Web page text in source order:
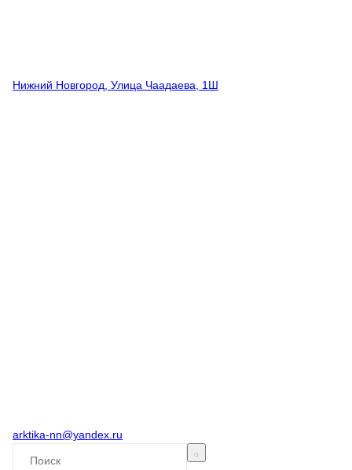
Нижний Новгород, Улица Чаадаева, 1Ш
arktika-nn@yandex.ru